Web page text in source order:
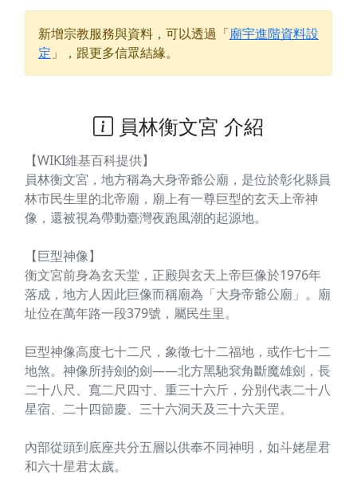
新增宗教服務與資料，可以透過「廟宇進階資料設
定 」，跟更多信眾結緣。
員林衡文宮 介紹
【WIKI維基百科提供】
員林衡文宮，地方稱為大身帝爺公廟，是位於彰化縣員
林市民生里的北帝廟，廟上有一尊巨型的玄天上帝神
像，還被視為帶動臺灣夜跑風潮的起源地。
【巨型神像】
衡文宮前身為玄天堂，正殿與玄天上帝巨像於1976年
落成，地方人因此巨像而稱廟為「大身帝爺公廟」。廟
址位在萬年路一段379號，屬民生里。
巨型神像高度七十二尺，象徵七十二福地，或作七十二
地煞。神像所持劍的劍——北方黑馳袞角斷魔雄劍，長
二十八尺、寬二尺四寸、重三十六斤，分別代表二十八
星宿、二十四節慶、三十六洞天及三十六天罡。
內部從頭到底座共分五層以供奉不同神明，如斗姥星君
和六十星君太歲。